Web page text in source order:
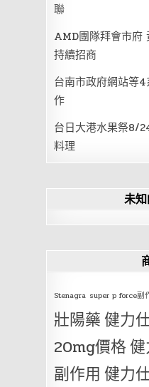
聯
AMD團隊拜會市府
持續招商
台南市政府網站等
作
台日大港水果祭8/
料理
未
Stenagra super p force副
壯陽藥健力
20mg價格
副作用 健力